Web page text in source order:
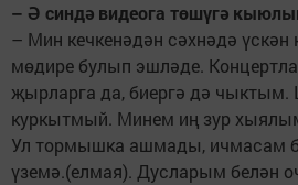
– Ә синдә видеога төшүгә
– Мин кечкенәдән сәхнәдә үскән
мөдире булып эшләде.
җырларга да, биергә дә чыктым.
куркытмый. Минем иң зур
Ул тормышка ашмады, ичмасам
үземә.(елмая). Дусларым белән